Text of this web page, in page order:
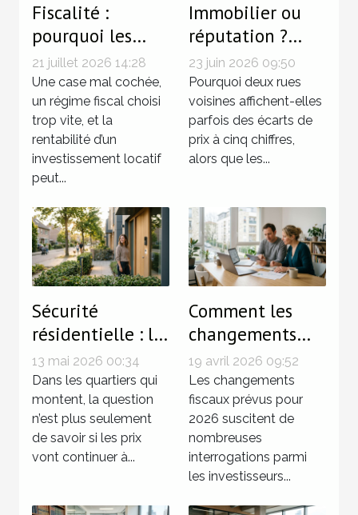
Fiscalité :
pourquoi les
petites erreurs
coûtent cher aux
propriétaires-
bailleurs
21 juillet 2026 14:28
Une case mal cochée,
un régime fiscal choisi
trop vite, et la
rentabilité d’un
investissement locatif
peut...
Immobilier ou
réputation ?
Quand l’image
d’un quartier
fait grimper les
prix
23 juin 2026 09:50
Pourquoi deux rues
voisines affichent-elles
parfois des écarts de
prix à cinq chiffres,
alors que les...
Sécurité
résidentielle : le
détail qui
change la donne
dans l’essor d’un
quartier
13 mai 2026 00:34
Dans les quartiers qui
montent, la question
n’est plus seulement
de savoir si les prix
vont continuer à...
Comment les
changements
fiscaux de 2026
affecteront vos
investissements
immobiliers ?
19 avril 2026 09:52
Les changements
fiscaux prévus pour
2026 suscitent de
nombreuses
interrogations parmi
les investisseurs...